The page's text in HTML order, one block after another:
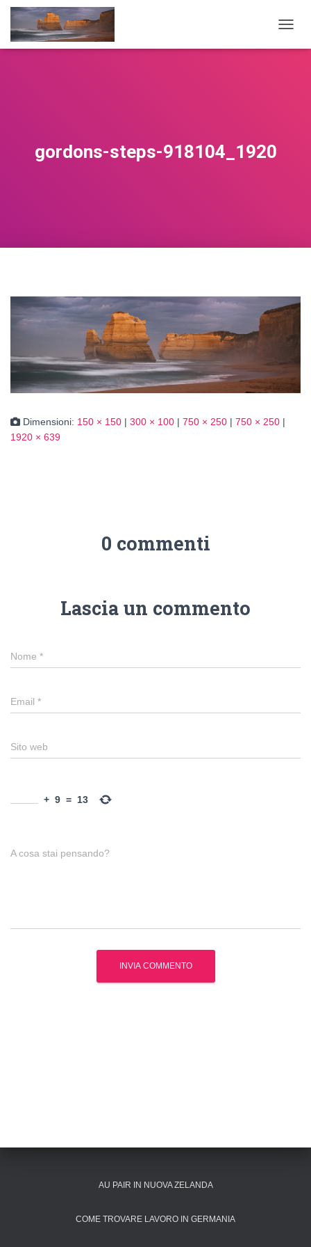
gordons-steps-918104_1920
Dimensioni: 150 × 150 | 300 × 100 | 750 × 250 | 750 × 250 |
1920 × 639
0 commenti
Lascia un commento
Nome *
Email *
Sito web
+ 9 = 13
A cosa stai pensando?
AU PAIR IN NUOVA ZELANDA
COME TROVARE LAVORO IN GERMANIA